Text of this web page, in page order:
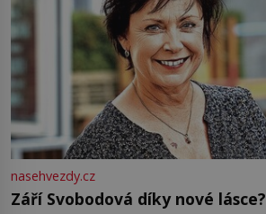
nasehvezdy.cz
Září Svobodová díky nové lásce?